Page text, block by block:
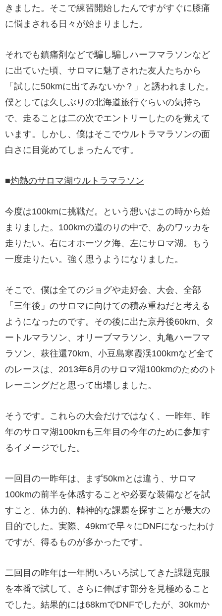
きました。そこで練習開始したんですがすぐに膝痛
に悩まされる日々が始まりました。
それでも鎮痛剤などで騙し騙しハーフマラソンなど
に出ていた頃、サロマに魅了された友人たちから
「試しに50kmに出てみないか？」と誘われました。
僕としては久しぶりの北海道旅行ぐらいの気持ち
で、走ることは二の次でエントリーしたのを覚えて
います。しかし、僕はそこでウルトラマラソンの面
白さに目覚めてしまったんです。
■灼熱のサロマ湖ウルトラマラソン
今度は100kmに挑戦だ。という想いはこの時から始
まりました。100kmの道のりの中で、あのワッカを
走りたい。右にオホーツク海、左にサロマ湖。もう
一度走りたい。強く思うようになりました。
そこで、僕は全てのジョグや走好会、大会、全部
「三年後」のサロマに向けての積み重ねだと考える
ようになったのです。その後に出た京丹後60km、タ
ートルマラソン、オリーブマラソン、丸亀ハーフマ
ラソン、萩往還70km、小豆島寒霞渓100kmなど全て
のレースは、2013年6月のサロマ湖100kmのためのト
レーニングだと思って出場しました。
そうです。これらの大会だけではなく、一昨年、昨
年のサロマ湖100kmも三年目の今年のために参加す
るイメージでした。
一回目の一昨年は、まず50kmとは違う、サロマ
100kmの前半を体感することや必要な装備などを試
すこと、体力的、精神的な課題を探すことが最大の
目的でした。実際、49kmで早々にDNFになったわけ
ですが、得るものが多かったです。
二回目の昨年は一年間いろいろ試してきた課題克服
を本番で試して、さらに伸ばす部分を見極めること
でした。結果的には68kmでDNFでしたが、30kmか